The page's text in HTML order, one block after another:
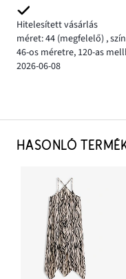
Hitelesített vásárlás
méret: 44 (megfelelő) ,
46-os méretre, 120-as
2026-06-08
HASONLÓ